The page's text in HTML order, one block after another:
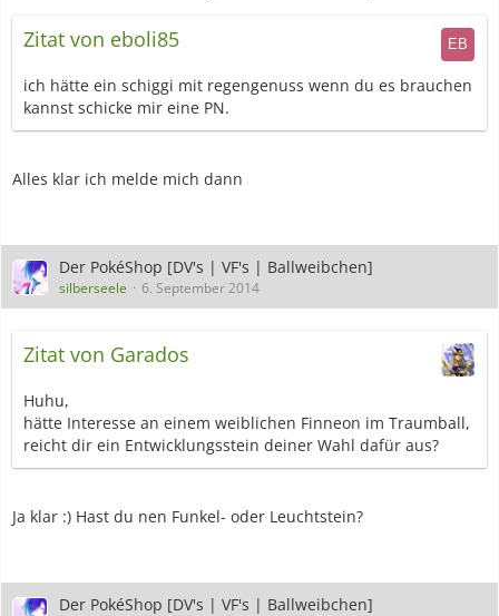
Spoiler anzeigen
Gruß Maylea
Zitat von eboli85
ich hätte ein schiggi mit regengenuss wenn du es brauchen
kannst schicke mir eine PN.
Alles klar ich melde mich dann
Der PokéShop [DV's | VF's | Ballweibchen]
silberseele 6. September 2014
Zitat von Garados
Huhu,
hätte Interesse an einem weiblichen Finneon im Traumball,
reicht dir ein Entwicklungsstein deiner Wahl dafür aus?
Ja klar :) Hast du nen Funkel- oder Leuchtstein?
Der PokéShop [DV's | VF's | Ballweibchen]